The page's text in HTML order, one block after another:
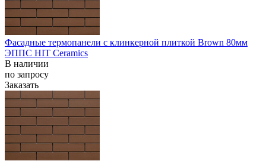
Фасадные термопанели с клинкерной плиткой Brown 80мм
ЭППС HIT Ceramics
В наличии
по запросу
Заказать